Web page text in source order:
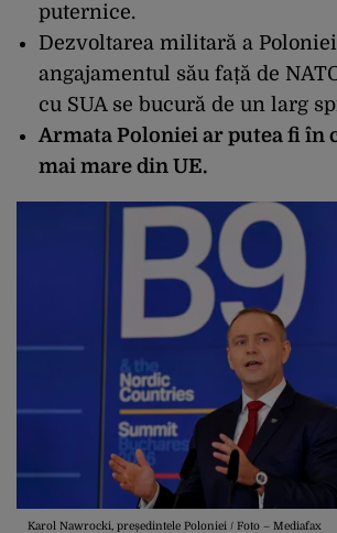
puternice.
Dezvoltarea militară a
angajamentul său față de
cu SUA se bucură de un larg
Armata Poloniei ar putea fi în
mai mare din UE.
Karol Nawrocki, președintele Poloniei / Foto – Mediafax